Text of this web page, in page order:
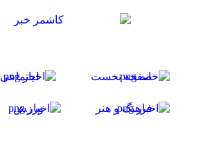
صفحه نخست اجتماعی
فرهنگ و هنر ورزش